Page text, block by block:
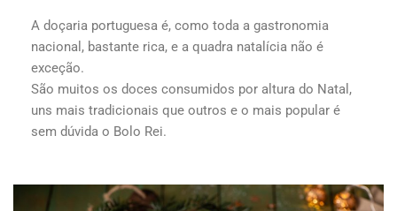
A doçaria portuguesa é, como toda a gastronomia
nacional, bastante rica, e a quadra natalícia não é
exceção.
São muitos os doces consumidos por altura do Natal,
uns mais tradicionais que outros e o mais popular é
sem dúvida o Bolo Rei.